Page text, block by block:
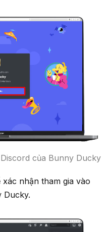
của Bunny Ducky
nhận tham gia vào
Ducky.